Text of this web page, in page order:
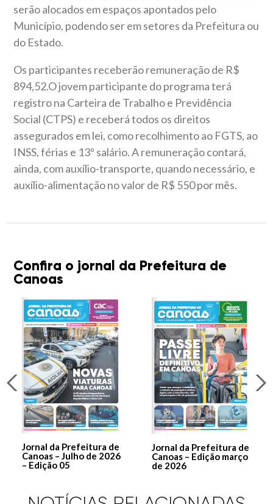
serão alocados em espaços apontados pelo
Município, podendo ser em setores da Prefeitura ou
do Estado.
Os participantes receberão remuneração de R$
894,52.O jovem participante do programa terá
registro na Carteira de Trabalho e Previdência
Social (CTPS) e receberá todos os direitos
assegurados em lei, como recolhimento ao FGTS, ao
INSS, férias e 13º salário. A remuneração contará,
ainda, com auxílio-transporte, quando necessário, e
auxílio-alimentação no valor de R$ 550 por mês.
Confira o jornal da Prefeitura de
Canoas
Jornal da Prefeitura de
Canoas – Julho de 2026
– Edição 05
Jornal da Prefeitura de
Canoas – Edição março
de 2026